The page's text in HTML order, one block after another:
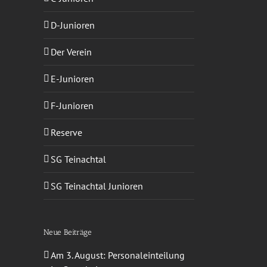
D-Junioren
Der Verein
E-Junioren
F-Junioren
Reserve
SG Teinachtal
SG Teinachtal Junioren
Neue Beiträge
Am 3. August: Personaleinteilung